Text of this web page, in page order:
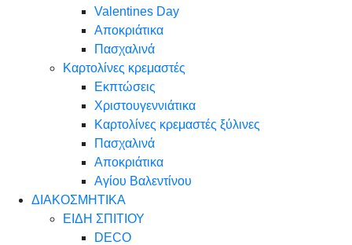
Valentines Day
Αποκριάτικα
Πασχαλινά
Καρτολίνες κρεμαστές
Εκπτώσεις
Χριστουγεννιάτικα
Καρτολίνες κρεμαστές ξύλινες
Πασχαλινά
Αποκριάτικα
Αγίου Βαλεντίνου
ΔΙΑΚΟΣΜΗΤΙΚΑ
ΕΙΔΗ ΣΠΙΤΙΟΥ
DECO